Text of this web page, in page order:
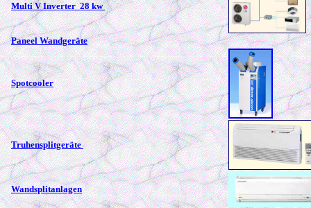
Multi V Inverter 28 kw
Paneel Wandgeräte
Spotcooler
Truhensplitgeräte
Wandsplitanlagen